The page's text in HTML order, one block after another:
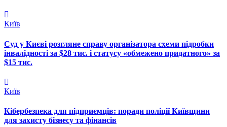
Київ
Суд у Києві розгляне справу організатора схеми підробки
інвалідності за $28 тис. і статусу «обмежено придатного» за
$15 тис.
Київ
Кібербезпека для підприємців: поради поліції Київщини
для захисту бізнесу та фінансів